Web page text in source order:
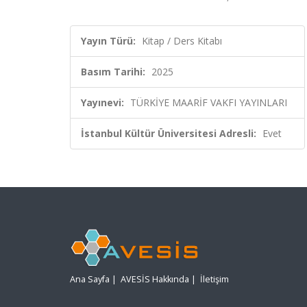
Yayın Türü: Kitap / Ders Kitabı
Basım Tarihi: 2025
Yayınevi: TÜRKİYE MAARİF VAKFI YAYINLARI
İstanbul Kültür Üniversitesi Adresli: Evet
Ana Sayfa | AVESİS Hakkında | İletişim